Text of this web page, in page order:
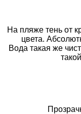
На пляже тень от
цвета.
Вода такая же